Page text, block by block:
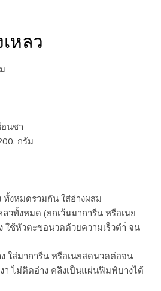
หลว
นชา
กรัม
งหมดรวมกัน ใส่อ่างผสม
วทั้งหมด (ยกเว้นมาการีน หรือเนย
ใช้หัวตะขอนวดด้วยความเร็วตำ่ จน
ใส่มาการีน หรือเนยสดนวดต่อจน
า ไม่ติดอ่าง คลึงเป็นแผ่นฟิมฟ์บางได้